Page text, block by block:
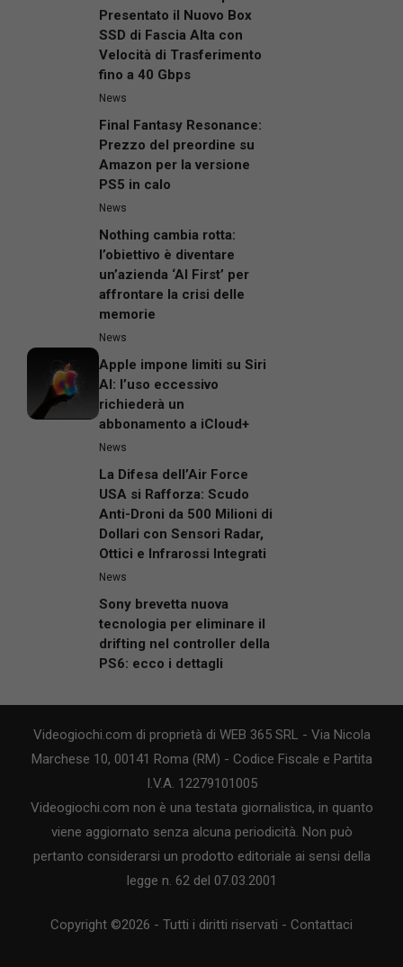
Presentato il Nuovo Box
SSD di Fascia Alta con
Velocità di Trasferimento
fino a 40 Gbps
News
Final Fantasy Resonance:
Prezzo del preordine su
Amazon per la versione
PS5 in calo
News
Nothing cambia rotta:
l’obiettivo è diventare
un’azienda ‘AI First’ per
affrontare la crisi delle
memorie
News
Apple impone limiti su Siri
AI: l’uso eccessivo
richiederà un
abbonamento a iCloud+
News
La Difesa dell’Air Force
USA si Rafforza: Scudo
Anti-Droni da 500 Milioni di
Dollari con Sensori Radar,
Ottici e Infrarossi Integrati
News
Sony brevetta nuova
tecnologia per eliminare il
drifting nel controller della
PS6: ecco i dettagli
Videogiochi.com di proprietà di WEB 365 SRL - Via Nicola
Marchese 10, 00141 Roma (RM) - Codice Fiscale e Partita
I.V.A. 12279101005
Videogiochi.com non è una testata giornalistica, in quanto
viene aggiornato senza alcuna periodicità. Non può
pertanto considerarsi un prodotto editoriale ai sensi della
legge n. 62 del 07.03.2001
Copyright ©2026 - Tutti i diritti riservati - Contattaci